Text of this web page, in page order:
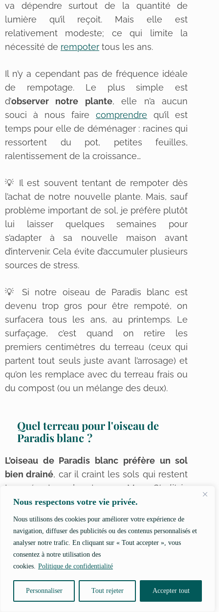
Nous respectons votre vie privée.
Nous utilisons des cookies pour améliorer votre expérience de
navigation, diffuser des publicités ou des contenus personnalisés et
analyser notre trafic. En cliquant sur « Tout accepter », vous
consentez à notre utilisation des
cookies. Politique de confidentialité
Personnaliser Tout rejeter Accepter tout
va dépendre surtout de la quantité de
lumière qu’il reçoit. Mais elle est
relativement modeste; ce qui limite la
nécessité de rempoter tous les ans.
Il n’y a cependant pas de fréquence idéale
de rempotage. Le plus simple est
d’observer notre plante, elle n’a aucun
souci à nous fairecomprendre qu’il est
temps pour elle de déménager : racines qui
ressortent du pot, petites feuilles,
ralentissement de la croissance…
💡 Il est souvent tentant de rempoter dès
l’achat de notre nouvelle plante. Mais, sauf
problème important de sol, je préfère plutôt
lui laisser quelques semaines pour
s’adapter à sa nouvelle maison avant
d’intervenir. Cela évite d’accumuler plusieurs
sources de stress.
💡 Si notre oiseau de Paradis blanc est
devenu trop gros pour être rempoté, on
surfacera tous les ans, au printemps. Le
surfaçage, c’est quand on retire les
premiers centimètres du terreau (ceux qui
partent tout seuls juste avant l’arrosage) et
qu’on les remplace avec du terreau frais ou
du compost (ou un mélange des deux).
Quel terreau pour l'oiseau de
Paradis blanc ?
L’oiseau de Paradis blanc préfère un sol
bien drainé, car il craint les sols qui restent
trempés trop longtemps. Mes Strelitzia
nicolai etreginae) sont actuellement dans
un mélange deterreaupour plantes vertes
et deperlite(30-35 %). Ils s’y plaisent pour
l’instant, mais je garde un œil plus attentif
maintenant qu’ils sont dans le jardin. Les
pluies sont très régulières ces derniers
temps, ce qui ne laisse pas vraiment le
temps au sol de sécher. Il y a donc un